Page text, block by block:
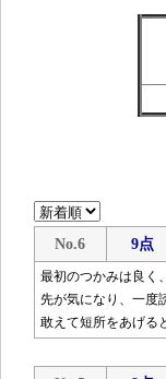
No.6 9点
最初のつかみは良く
先が気になり、一
敢えて短所をあげる